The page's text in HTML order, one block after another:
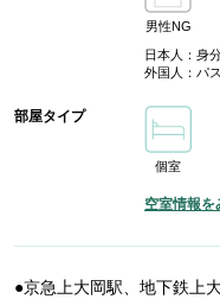
男性NG
日本人：身
外国人：パ
部屋タイプ
個室
空室情報を
●京急上大岡駅、地下鉄上